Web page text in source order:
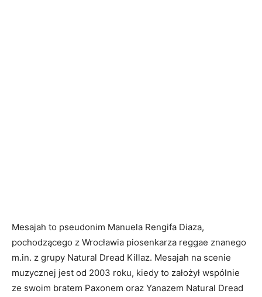
Mesajah to pseudonim Manuela Rengifa Diaza,
pochodzącego z Wrocławia piosenkarza reggae znanego
m.in. z grupy Natural Dread Killaz. Mesajah na scenie
muzycznej jest od 2003 roku, kiedy to założył wspólnie
ze swoim bratem Paxonem oraz Yanazem Natural Dread